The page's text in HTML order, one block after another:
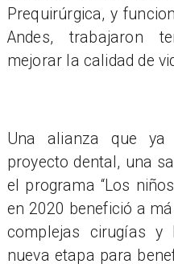
Prequirúrgica, y
Andes, trabajaron
mejorar la calidad de
Una alianza que
proyecto dental, una
el programa “Los
en 2020 benefició a
complejas cirugías
nueva etapa para